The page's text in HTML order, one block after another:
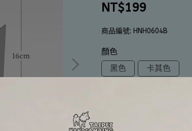
NT$199
商品編號: HNH0604B
顏色
黑色
卡其色